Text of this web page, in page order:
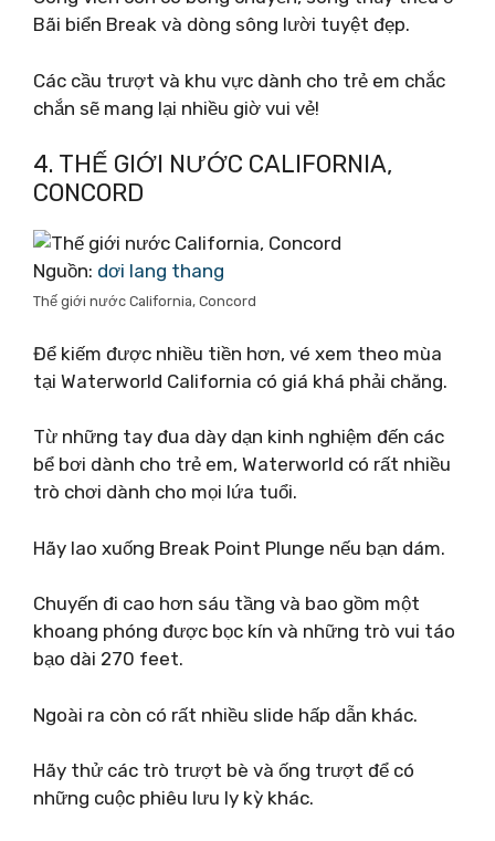
Bãi biển Break và dòng sông lười tuyệt đẹp.
Các cầu trượt và khu vực dành cho trẻ em chắc
chắn sẽ mang lại nhiều giờ vui vẻ!
4. THẾ GIỚI NƯỚC CALIFORNIA,
CONCORD
Nguồn: dơi lang thang
Thế giới nước California, Concord
Để kiếm được nhiều tiền hơn, vé xem theo mùa
tại Waterworld California có giá khá phải chăng.
Từ những tay đua dày dạn kinh nghiệm đến các
bể bơi dành cho trẻ em, Waterworld có rất nhiều
trò chơi dành cho mọi lứa tuổi.
Hãy lao xuống Break Point Plunge nếu bạn dám.
Chuyến đi cao hơn sáu tầng và bao gồm một
khoang phóng được bọc kín và những trò vui táo
bạo dài 270 feet.
Ngoài ra còn có rất nhiều slide hấp dẫn khác.
Hãy thử các trò trượt bè và ống trượt để có
những cuộc phiêu lưu ly kỳ khác.